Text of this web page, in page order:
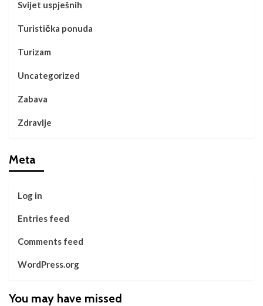
Svijet uspješnih
Turistička ponuda
Turizam
Uncategorized
Zabava
Zdravlje
Meta
Log in
Entries feed
Comments feed
WordPress.org
You may have missed